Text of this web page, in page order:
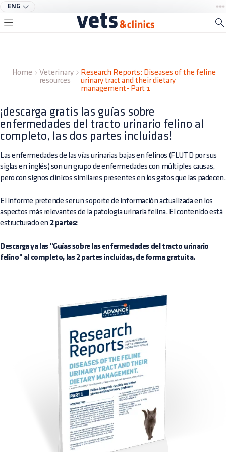
ENG
Home
Veterinary
resources
Research Reports: Diseases of the feline
urinary tract and their dietary
management- Part 1
¡descarga gratis las guías sobre
enfermedades del tracto urinario felino al
completo, las dos partes incluidas!
Las enfermedades de las vías urinarias bajas en felinos (FLUTD por sus
siglas en inglés) son un grupo de enfermedades con múltiples causas,
pero con signos clínicos similares presentes en los gatos que las padecen.
El informe pretende ser un soporte de información actualizada en los
aspectos más relevantes de la patología urinaria felina. El contenido está
estructurado en 2 partes:
Descarga ya las "Guías sobre las enfermedades del tracto urinario
felino" al completo, las 2 partes incluidas, de forma gratuita.